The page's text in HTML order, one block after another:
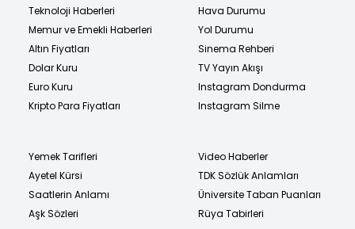
Teknoloji Haberleri
Memur ve Emekli Haberleri
Altın Fiyatları
Dolar Kuru
Euro Kuru
Kripto Para Fiyatları
Hava Durumu
Yol Durumu
Sinema Rehberi
TV Yayın Akışı
Instagram Dondurma
Instagram Silme
Yemek Tarifleri
Ayetel Kürsi
Saatlerin Anlamı
Aşk Sözleri
Video Haberler
TDK Sözlük Anlamları
Üniversite Taban Puanları
Rüya Tabirleri